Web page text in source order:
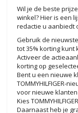
Wil je de beste
winkel? Hier is een
redactie u aanbiedt
Gebruik de nieuwste
tot 35% korting kunt
Activeer de
korting op
Bent u een nieuwe
TOMMYHILFIGER-
voor nieuwe klanten
Kies
Daarnaast heb je